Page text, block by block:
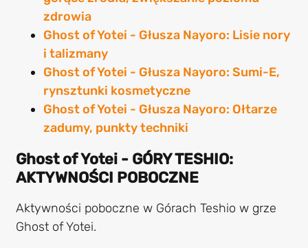
zdrowia
Ghost of Yotei - Głusza Nayoro: Lisie nory
i talizmany
Ghost of Yotei - Głusza Nayoro: Sumi-E,
rynsztunki kosmetyczne
Ghost of Yotei - Głusza Nayoro: Ołtarze
zadumy, punkty techniki
Ghost of Yotei - GÓRY TESHIO:
AKTYWNOŚCI POBOCZNE
Aktywności poboczne w Górach Teshio w grze
Ghost of Yotei.